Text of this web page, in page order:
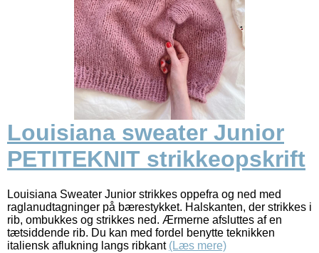
Louisiana sweater Junior
PETITEKNIT strikkeopskrift
Louisiana Sweater Junior strikkes oppefra og ned med
raglanudtagninger på bærestykket. Halskanten, der strikkes i
rib, ombukkes og strikkes ned. Ærmerne afsluttes af en
tætsiddende rib. Du kan med fordel benytte teknikken
italiensk aflukning langs ribkant (Læs mere)